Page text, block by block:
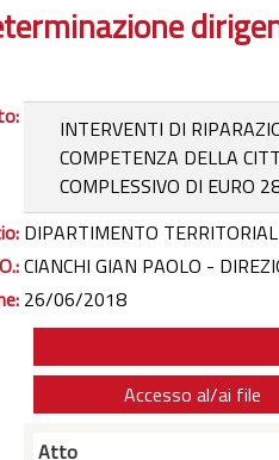
INTERVENTI DI
COMPETENZA DELLA
COMPLESSIVO DI EURO
DIPARTIMENTO
CIANCHI GIAN PAOLO -
26/06/2018
Accesso al/ai file
Atto